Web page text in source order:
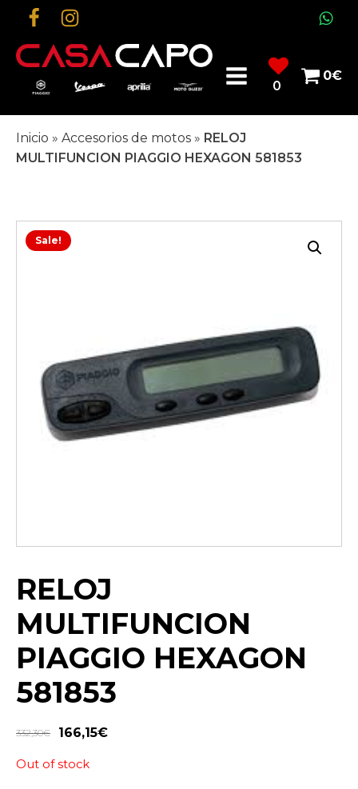
0
0€
Inicio » Accesorios de motos » RELOJ
MULTIFUNCION PIAGGIO HEXAGON 581853
Sale!
RELOJ
MULTIFUNCION
PIAGGIO HEXAGON
581853
332,30€ 166,15€
Out of stock